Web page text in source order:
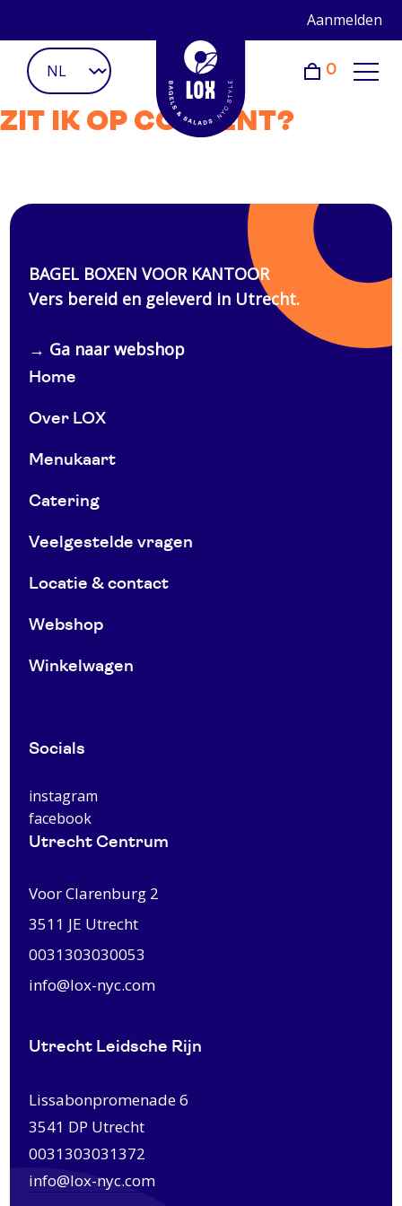
Aanmelden
0
ZIT IK OP CONTENT?
Home
Over LOX
Menukaart
Catering
Veelgestelde vragen
Locatie & contact
Webshop
Winkelwagen
Socials
instagram
facebook
Utrecht Centrum
Voor Clarenburg 2
3511 JE Utrecht
0031303030053
info@lox-nyc.com
Utrecht Leidsche Rijn
Lissabonpromenade 6
3541 DP Utrecht
0031303031372
info@lox-nyc.com